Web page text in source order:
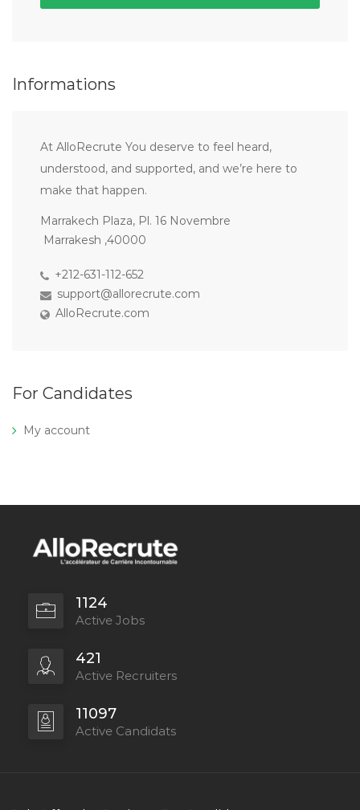
Informations
At AlloRecrute You deserve to feel heard,
understood, and supported, and we’re here to
make that happen.
Marrakech Plaza, Pl. 16 Novembre
Marrakesh ,40000
+212-631-112-652
support@allorecrute.com
AlloRecrute.com
For Candidates
My account
1124
Active Jobs
421
Active Recruiters
11097
Active Candidats